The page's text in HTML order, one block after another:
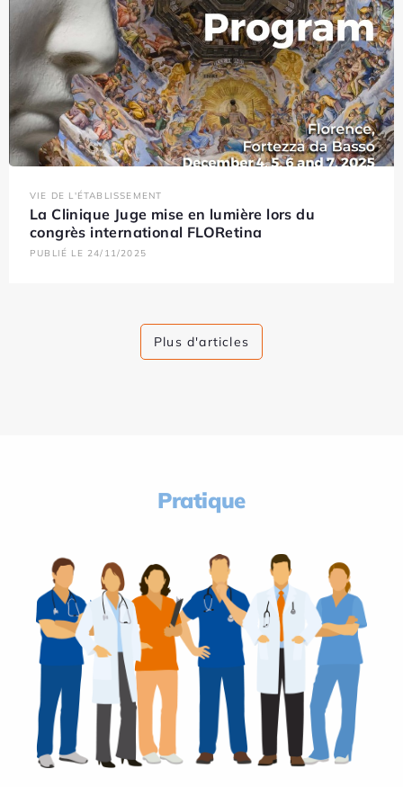
VIE DE L'ÉTABLISSEMENT
La Clinique Juge mise en lumière lors du
congrès international FLORetina
PUBLIÉ LE 24/11/2025
Plus d'articles
Pratique